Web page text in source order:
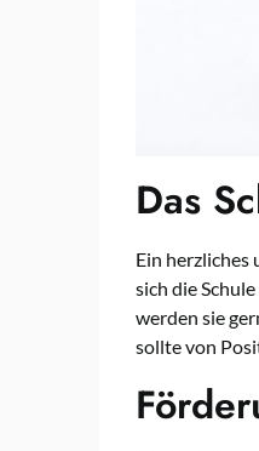
Das
Ein herzliches
sich die
werden sie
sollte von